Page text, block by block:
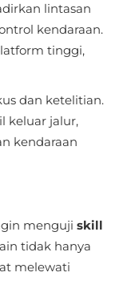
lintasan
kendaraan.
tinggi,
dan ketelitian.
keluar jalur,
kendaraan
menguji skill
tidak hanya
melewati